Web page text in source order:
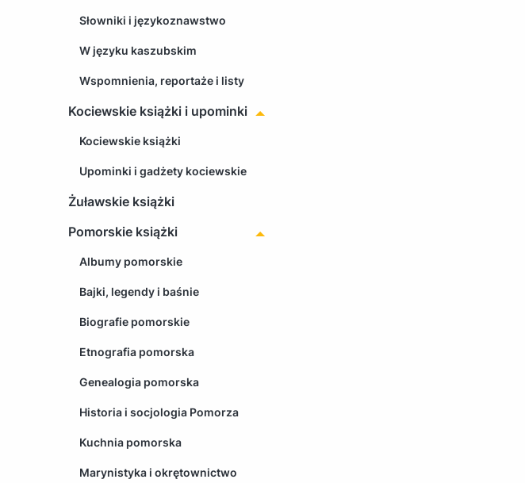
Słowniki i językoznawstwo
W języku kaszubskim
Wspomnienia, reportaże i listy
Kociewskie książki i upominki
Kociewskie książki
Upominki i gadżety kociewskie
Żuławskie książki
Pomorskie książki
Albumy pomorskie
Bajki, legendy i baśnie
Biografie pomorskie
Etnografia pomorska
Genealogia pomorska
Historia i socjologia Pomorza
Kuchnia pomorska
Marynistyka i okrętownictwo